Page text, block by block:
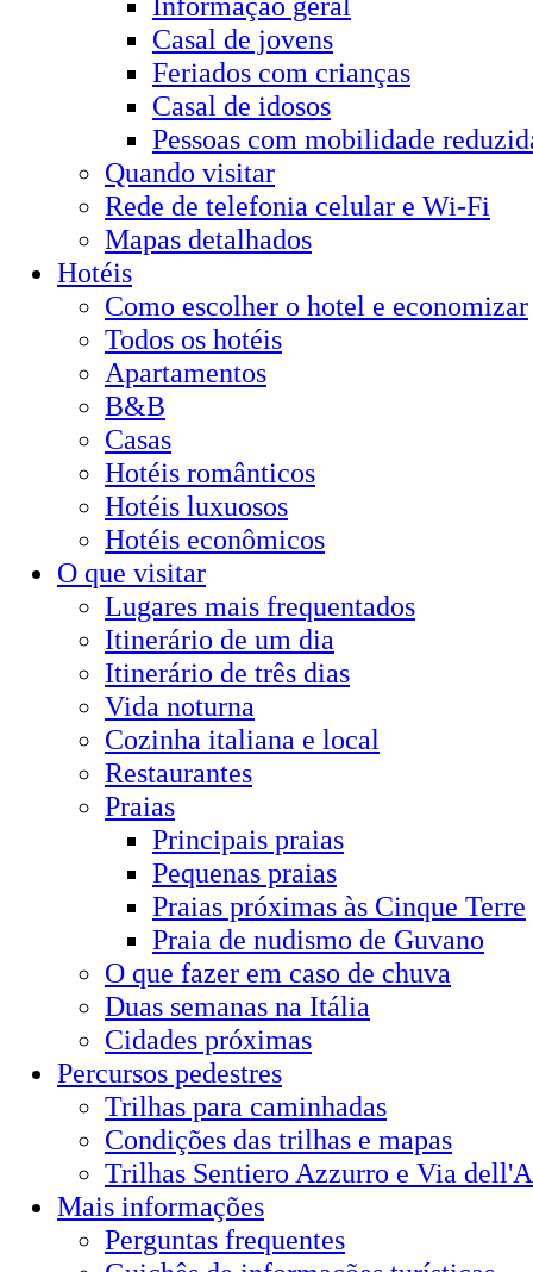
Casal de jovens
Feriados com crianças
Casal de idosos
Pessoas com mobilidade
Quando visitar
Rede de telefonia celular e Wi-Fi
Mapas detalhados
Hotéis
Como escolher o hotel e economizar
Todos os hotéis
Apartamentos
B&B
Casas
Hotéis românticos
Hotéis luxuosos
Hotéis econômicos
O que visitar
Lugares mais frequentados
Itinerário de um dia
Itinerário de três dias
Vida noturna
Cozinha italiana e local
Restaurantes
Praias
Principais praias
Pequenas praias
Praias próximas às Cinque Terre
Praia de nudismo de Guvano
O que fazer em caso de chuva
Duas semanas na Itália
Cidades próximas
Percursos pedestres
Trilhas para caminhadas
Condições das trilhas e mapas
Trilhas Sentiero Azzurro e Via
Mais informações
Perguntas frequentes